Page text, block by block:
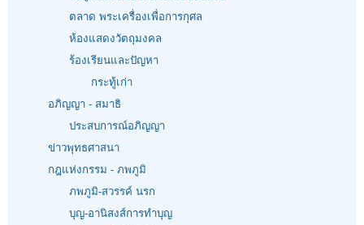
ตลาด พระเครื่องเพื่อการกุศล
ห้องแสดงวัตถุมงคล
ร้องเรียนและปัญหา
กระทู้เก่า
อภิญญา - สมาธิ
ประสบการณ์อภิญญา
ข่าวพุทธศาสนา
กฎแห่งกรรม - ภพภูมิ
ภพภูมิ-สวรรค์ นรก
บุญ-อานิสงส์การทำบุญ